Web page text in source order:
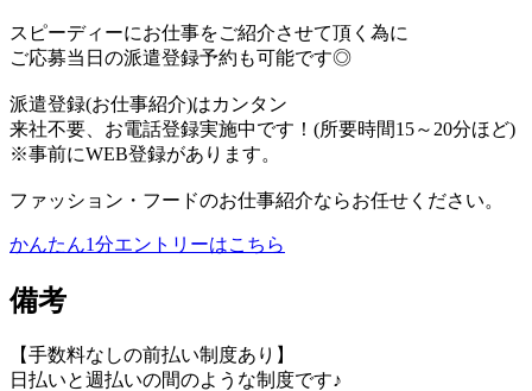
スピーディーにお仕事をご紹介させて頂く為に
ご応募当日の派遣登録予約も可能です◎
派遣登録(お仕事紹介)はカンタン
来社不要、お電話登録実施中です！(所要時間15～20分ほど)
※事前にWEB登録があります。
ファッション・フードのお仕事紹介ならお任せください。
かんたん1分エントリーはこちら
備考
【手数料なしの前払い制度あり】
日払いと週払いの間のような制度です♪